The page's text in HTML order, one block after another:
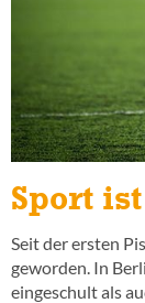
Sport
Seit der ersten
geworden. In
eingeschult als